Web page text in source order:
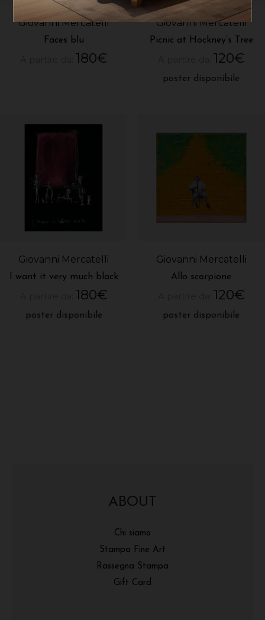
Giovanni Mercatelli
Faces blu
180€
Giovanni Mercatelli
Picnic at Hockney’s Tree
120€
poster disponibile
Giovanni Mercatelli
I want it very much black
180€
poster disponibile
Giovanni Mercatelli
Allo scorpione
120€
poster disponibile
ABOUT
Chi siamo
Stampa Fine Art
Rassegna Stampa
Gift Card